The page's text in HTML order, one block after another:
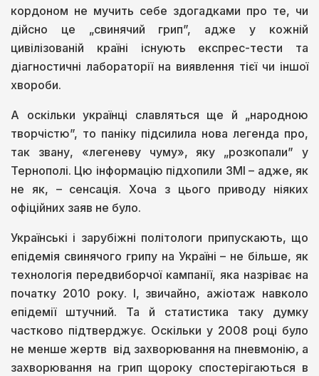
кордоном не мучить себе здогадками про те, чи
дійсно це „свинячий грип”, адже у кожній
цивілізованій країні існують експрес-тести та
діагностичні лабораторії на виявлення тієї чи іншої
хвороби.
А оскільки українці славляться ще й „народною
творчістю”, то паніку підсилила нова легенда про,
так звану, «легеневу чуму», яку „розкопали” у
Тернополі. Цю інформацію підхопили ЗМІ – адже, як
не як, – сенсація. Хоча з цього приводу ніяких
офіційних заяв не було.
Українські і зарубіжні політологи припускають, що
епідемія свинячого грипу на Україні – не більше, як
технологія передвиборчої кампанії, яка назріває на
початку 2010 року. І, звичайно, ажіотаж навколо
епідемії штучний. Та й статистика таку думку
частково підтверджує. Оскільки у 2008 році було
не менше жертв від захворювання на пневмонію, а
захворювання на грип щороку спостерігаються в